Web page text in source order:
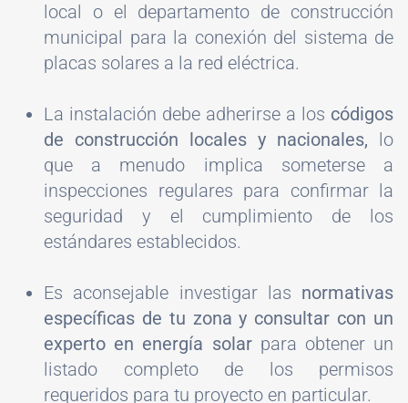
local o el departamento de construcción
municipal para la conexión del sistema de
placas solares a la red eléctrica.
La instalación debe adherirse a los códigos
de construcción locales y nacionales, lo
que a menudo implica someterse a
inspecciones regulares para confirmar la
seguridad y el cumplimiento de los
estándares establecidos.
Es aconsejable investigar las normativas
específicas de tu zona y consultar con un
experto en energía solarpara obtener un
listado completo de los permisos
requeridos para tu proyecto en particular.